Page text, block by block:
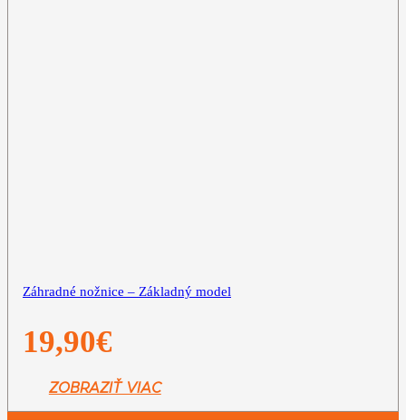
Záhradné nožnice – Základný model
19,90€
ZOBRAZIŤ VIAC